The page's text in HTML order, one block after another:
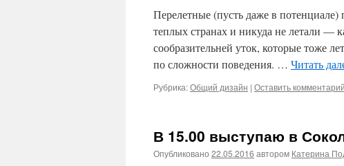
Перелетные (пусть даже в потенциале)
теплых странах и никуда не летали —
сообразительней уток, которые тоже
по сложности поведения. … Читать
Рубрика:Общий дизайн | Оставить комментарий
В 15.00 выступаю в
Опубликовано 22.05.2016 автором Катерина